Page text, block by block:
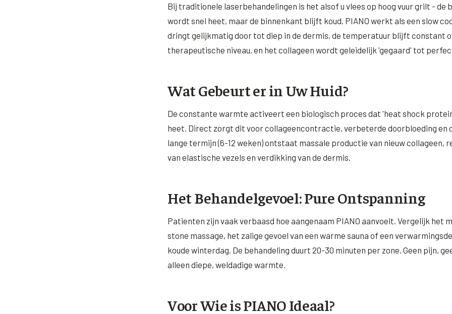
Bij traditionele laserbehandelingen is het alsof u vlees op hoog vuur grilt - de
wordt snel heet, maar de binnenkant blijft koud. PIANO werkt als een slow
dringt gelijkmatig door tot diep in de dermis, de temperatuur blijft constant
therapeutische niveau, en het collageen wordt geleidelijk 'gegaard' tot
Wat Gebeurt er in Uw Huid?
De constante warmte activeert een biologisch proces dat 'heat shock
heet. Direct zorgt dit voor collageencontractie, verbeterde doorbloeding en
lange termijn (6-12 weken) ontstaat massale productie van nieuw collageen,
van elastische vezels en verdikking van de dermis.
Het Behandelgevoel: Pure Ontspanning
Patienten zijn vaak verbaasd hoe aangenaam PIANO aanvoelt. Vergelijk het
stone massage, het zalige gevoel van een warme sauna of een
koude winterdag. De behandeling duurt 20-30 minuten per zone. Geen pijn,
alleen diepe, weldadige warmte.
Voor Wie is PIANO Ideaal?